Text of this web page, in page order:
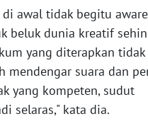
di awal tidak begitu aware
beluk dunia kreatif
yang diterapkan tidak
mendengar suara dan
yang kompeten, sudut
selaras," kata dia.